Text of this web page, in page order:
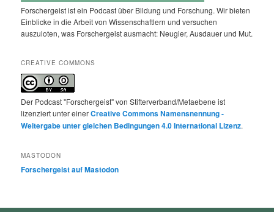
Forschergeist ist ein Podcast über Bildung und Forschung. Wir bieten
Einblicke in die Arbeit von Wissenschaftlern und versuchen
auszuloten, was Forschergeist ausmacht: Neugier, Ausdauer und Mut.
CREATIVE COMMONS
Der Podcast "Forschergeist" von Stifterverband/Metaebene ist
lizenziert unter einerCreative Commons Namensnennung -
Weitergabe unter gleichen Bedingungen 4.0 International Lizenz.
MASTODON
Forschergeist auf Mastodon